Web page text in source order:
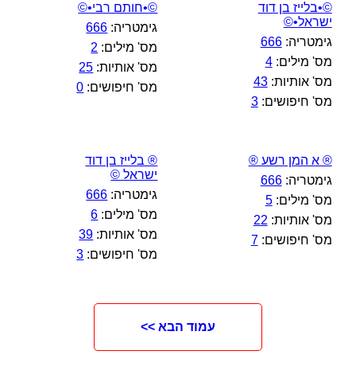
©•בלייז בן דוד
ישראל•©
גימטריה:666
מס' מילים:4
מס' אותיות:43
מס' חיפושים:3
©•חותם רבי•©
גימטריה: 666
מס' מילים: 2
מס' אותיות: 25
מס' חיפושים: 0
® א המן רשע ®
גימטריה:666
מס' מילים:5
מס' אותיות: 22
מס' חיפושים:7
® בלייז בן דוד
ישראל ©
גימטריה: 666
מס' מילים: 6
מס' אותיות: 39
מס' חיפושים: 3
עמוד הבא >>